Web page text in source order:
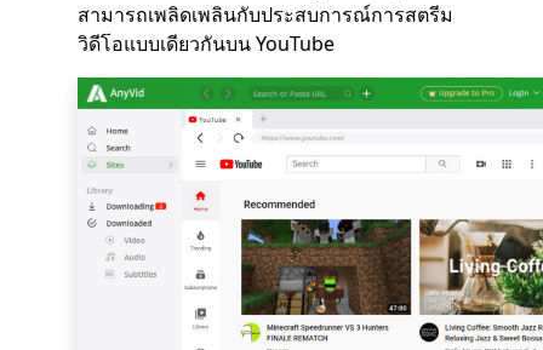
สามารถเพลิดเพลินกับประสบการณ์การสตรีม
วิดีโอแบบเดียวกันบน YouTube